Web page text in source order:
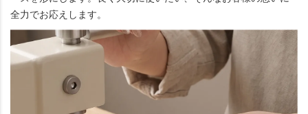
全力でお応えします。